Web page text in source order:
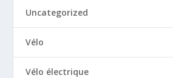
Uncategorized
Vélo
Vélo électrique